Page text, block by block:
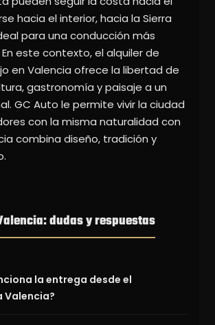
hacia el interior, hacia la Sierra
para una conducción más
este contexto, el alquiler de
en Valencia ofrece la libertad de
gastronomía y paisaje a un
GC Auto le permite vivir la ciudad
con la misma naturalidad con
combina diseño, tradición y
dudas y respuestas
la entrega desde el
Valencia?